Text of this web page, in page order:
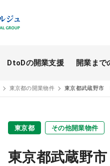
DtoDの開業支援 開業まで
TOP
医療モール開業
東京都の開業物件 東京都武蔵野市
東京都 その他開業物件
東京都武蔵野